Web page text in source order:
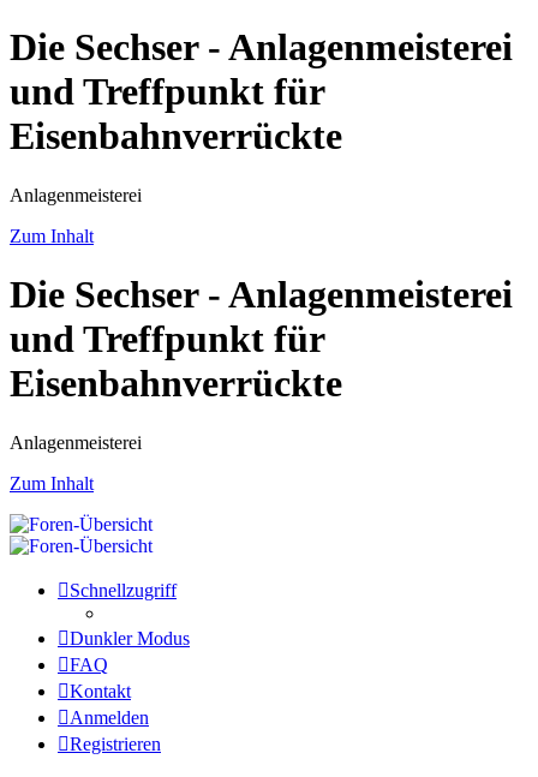
Die Sechser - Anlagenmeisterei
und Treffpunkt für
Eisenbahnverrückte
Anlagenmeisterei
Zum Inhalt
Die Sechser - Anlagenmeisterei
und Treffpunkt für
Eisenbahnverrückte
Anlagenmeisterei
Zum Inhalt
Schnellzugriff
Dunkler Modus
FAQ
Kontakt
Anmelden
Registrieren